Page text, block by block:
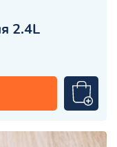
2.4L